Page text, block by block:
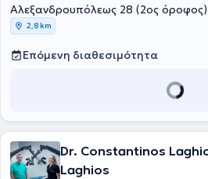
Αλεξανδρουπόλεως 28 (2ος
2,8 km
Επόμενη διαθεσιμότητα
Dr. Constantinos
Laghios